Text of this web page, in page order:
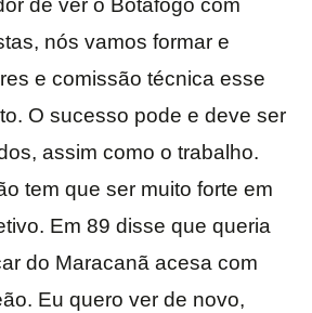
de ver o Botafogo com
nós vamos formar e
e comissão técnica esse
O sucesso pode e deve ser
assim como o trabalho.
tem que ser muito forte em
Em 89 disse que queria
do Maracanã acesa com
Eu quero ver de novo,